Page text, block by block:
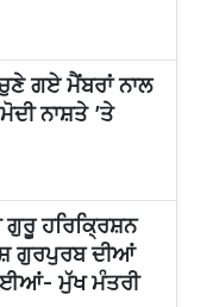
ਗਏ ਮੈਂਬਰਾਂ ਨਾਲ
ਨਾਸ਼ਤੇ ’ਤੇ
ਗੁਰੂ ਹਰਿਕ੍ਰਿਸ਼ਨ
ਗੁਰਪੁਰਬ ਦੀਆਂ
ਮੁੱਖ ਮੰਤਰੀ